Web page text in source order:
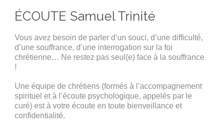
ÉCOUTE Samuel Trinité
Vous avez besoin de parler d’un souci, d’une difficulté,
d’une souffrance, d’une interrogation sur la foi
chrétienne… Ne restez pas seul(e) face à la souffrance
!
Une équipe de chrétiens (formés à l’accompagnement
spirituel et à l’écoute psychologique, appelés par le
curé) est à votre écoute en toute bienveillance et
confidentialité.